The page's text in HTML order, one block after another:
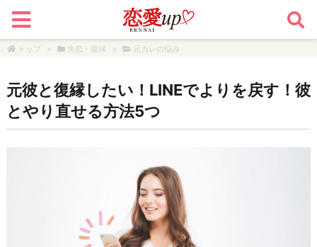
トップ > 失恋・復縁 > 元カレの悩み
元彼と復縁したい！LINEでよりを戻す！彼
とやり直せる方法5つ